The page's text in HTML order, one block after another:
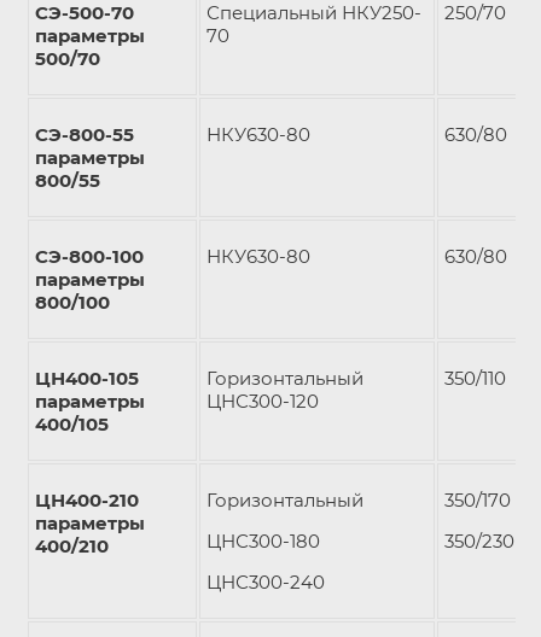
СЭ-500-70
параметры
500/70
Специальный НКУ250-
70
250/70
СЭ-800-55
параметры
800/55
НКУ630-80 630/80
СЭ-800-100
параметры
800/100
НКУ630-80 630/80
ЦН400-105
параметры
400/105
Горизонтальный
ЦНС300-120
350/110
ЦН400-210
параметры
400/210
Горизонтальный
ЦНС300-180
ЦНС300-240
350/170
350/230